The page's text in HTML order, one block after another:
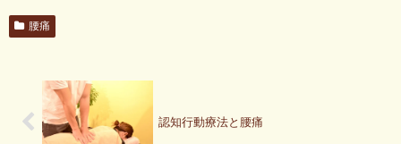
腰痛
認知行動療法と腰痛